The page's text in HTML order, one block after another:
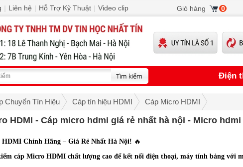
Điện
Chuyển Tín Hiệu Cáp tín hiệu HDMI Cáp Micro HDMI
HDMI - Cáp micro hdmi giá rẻ nhất hà nội - Micro
HDMI Chính Hãng – Giá Rẻ Nhất Hà Nội! 🔥
cáp Micro HDMI chất lượng cao để kết nối điện thoại, máy tính bảng với
0
Giỏ hàng
Liên hệ Hỗ Trợ Kỹ Thuật Video clip